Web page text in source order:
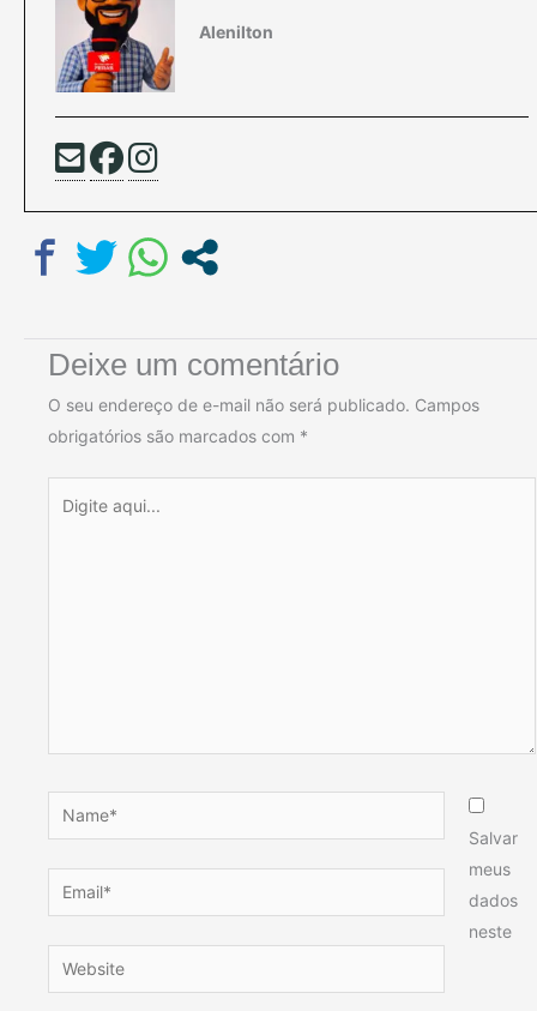
Alenilton
Deixe um comentário
O seu endereço de e-mail não será publicado. Campos
obrigatórios são marcados com *
aqui...
Name*
Email*
Website
Salvar
meus
dados
neste